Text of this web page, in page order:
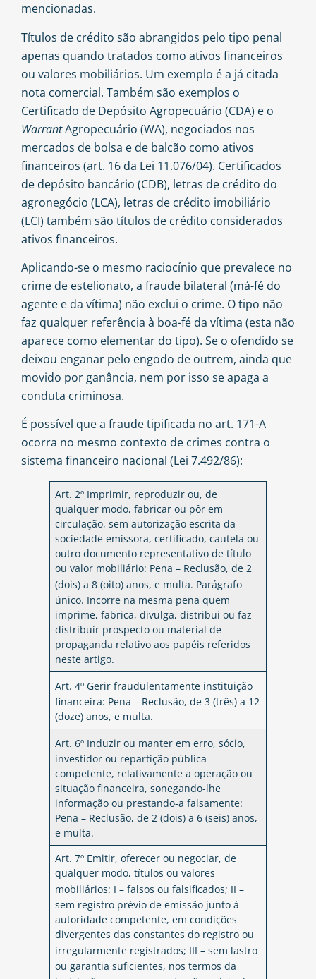
mencionadas.
Títulos de crédito são abrangidos pelo tipo penal
apenas quando tratados como ativos financeiros
ou valores mobiliários. Um exemplo é a já citada
nota comercial. Também são exemplos o
Certificado de Depósito Agropecuário (CDA) e o
WarrantAgropecuário (WA), negociados nos
mercados de bolsa e de balcão como ativos
financeiros (art. 16 da Lei 11.076/04). Certificados
de depósito bancário (CDB), letras de crédito do
agronegócio (LCA), letras de crédito imobiliário
(LCI) também são títulos de crédito considerados
ativos financeiros.
Aplicando-se o mesmo raciocínio que prevalece no
crime de estelionato, a fraude bilateral (má-fé do
agente e da vítima) não exclui o crime. O tipo não
faz qualquer referência à boa-fé da vítima (esta não
aparece como elementar do tipo). Se o ofendido se
deixou enganar pelo engodo de outrem, ainda que
movido por ganância, nem por isso se apaga a
conduta criminosa.
É possível que a fraude tipificada no art. 171-A
ocorra no mesmo contexto de crimes contra o
sistema financeiro nacional (Lei 7.492/86):
Art. 2º Imprimir, reproduzir ou, de
qualquer modo, fabricar ou pôr em
circulação, sem autorização escrita da
sociedade emissora, certificado, cautela ou
outro documento representativo de título
ou valor mobiliário: Pena – Reclusão, de 2
(dois) a 8 (oito) anos, e multa. Parágrafo
único. Incorre na mesma pena quem
imprime, fabrica, divulga, distribui ou faz
distribuir prospecto ou material de
propaganda relativo aos papéis referidos
neste artigo.
Art. 4º Gerir fraudulentamente instituição
financeira: Pena – Reclusão, de 3 (três) a 12
(doze) anos, e multa.
Art. 6º Induzir ou manter em erro, sócio,
investidor ou repartição pública
competente, relativamente a operação ou
situação financeira, sonegando-lhe
informação ou prestando-a falsamente:
Pena – Reclusão, de 2 (dois) a 6 (seis) anos,
e multa.
Art. 7º Emitir, oferecer ou negociar, de
qualquer modo, títulos ou valores
mobiliários: I – falsos ou falsificados; II –
sem registro prévio de emissão junto à
autoridade competente, em condições
divergentes das constantes do registro ou
irregularmente registrados; III – sem lastro
ou garantia suficientes, nos termos da